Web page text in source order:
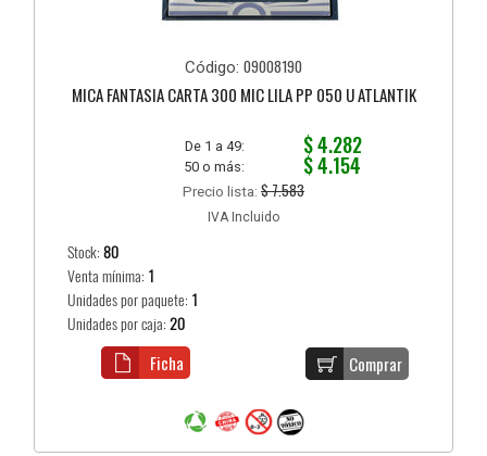
Código: 09008190
MICA FANTASIA CARTA 300 MIC LILA PP 050 U ATLANTIK
De 1 a 49: $ 4.282
50 o más: $ 4.154
Precio lista: $ 7.583
IVA Incluido
Stock:80
Venta mínima: 1
Unidades por paquete: 1
Unidades por caja:20
Comprar
Ficha